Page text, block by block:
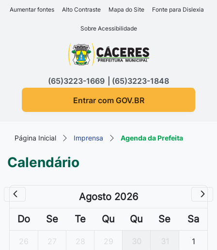
Seção de atalhos e links
Ir para o conteúdo [alt+1]
Ir para o rodapé [alt+4]
Aumentar fontes Alto Contraste Mapa do Site Fonte para Dislexia
Sobre Acessibilidade
Seção do menu principal
(65)3223-1669
(65)3223-1848
Entrar com GOV.BR
Página Inicial Imprensa Agenda da Prefeita
Calendário
Agosto 2026
Do
Se Te Qu Qu Se Sa
26 27 28 29 1